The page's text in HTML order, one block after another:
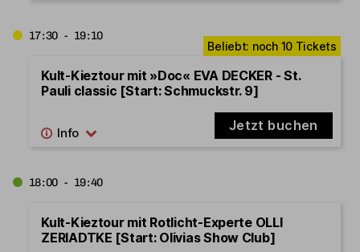
17:30 - 19:10
Kult-Kieztour mit »Doc« EVA DECKER - St.
Pauli classic [Start: Schmuckstr. 9]
Jetzt buchen
18:00 - 19:40
Kult-Kieztour mit Rotlicht-Experte OLLI
ZERIADTKE [Start: Olivias Show Club]